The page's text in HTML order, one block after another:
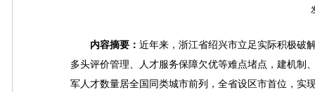
内容摘要： 近年来，浙江省绍兴市立足实际积极破
多头评价管理、人才服务保障欠优等难点堵点，建机制
军人才数量居全国同类城市前列，全省设区市首位，实